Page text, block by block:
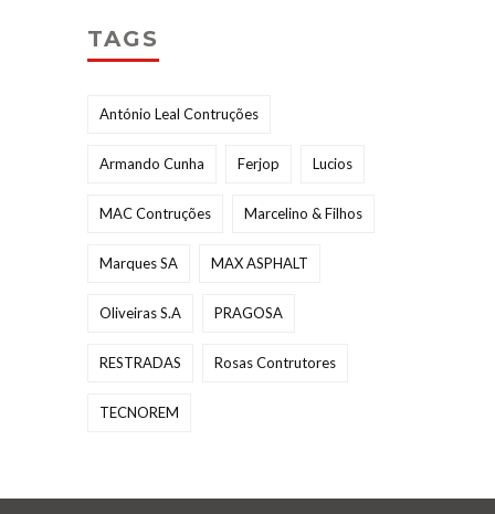
TAGS
António Leal Contruções
Armando Cunha Ferjop Lucios
MAC Contruções Marcelino & Filhos
Marques SA MAX ASPHALT
Oliveiras S.A PRAGOSA
RESTRADAS Rosas Contrutores
TECNOREM